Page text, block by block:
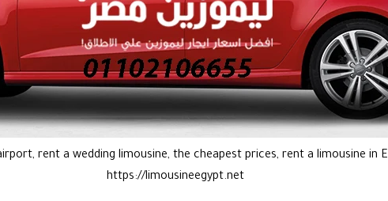
rent a wedding limousine, the cheapest prices, rent a limousine in
https://limousineegypt.net